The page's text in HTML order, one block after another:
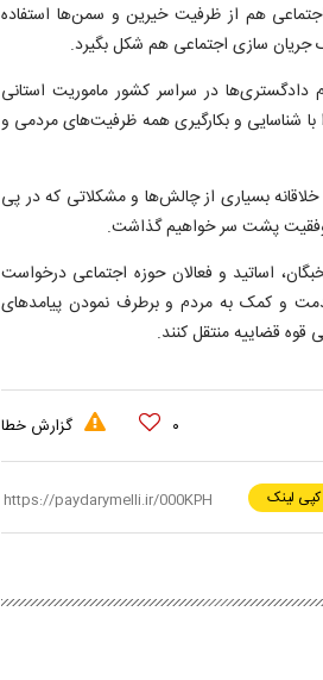
در اجرای این ۱۰کارویژه مهم اجتماعی هم از ظرفیت خیرین و سمن‌ها استفاده
جریان سازی اجتماعی هم شکل بگیرد.
در سراسر کشور ماموریت استانی
شناسایی و بکارگیری همه ظرفیت‌های مردمی و
خلاقانه بسیاری از چالش‌ها و مشکلاتی که در پی
پشت سر خواهیم گذاشت.
اساتید و فعالان حوزه اجتماعی درخواست
و کمک به مردم و برطرف نمودن پیامد‌های
قضاییه منتقل کنند.
۰ گزارش خطا
کپی لینک